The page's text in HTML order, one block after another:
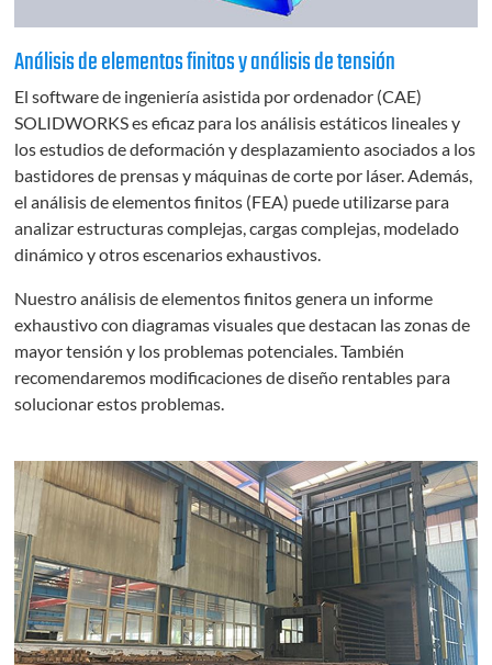
Análisis de elementos finitos y análisis de tensión
El software de ingeniería asistida por ordenador (CAE)
SOLIDWORKS es eficaz para los análisis estáticos lineales y
los estudios de deformación y desplazamiento asociados a los
bastidores de prensas y máquinas de corte por láser. Además,
el análisis de elementos finitos (FEA) puede utilizarse para
analizar estructuras complejas, cargas complejas, modelado
dinámico y otros escenarios exhaustivos.
Nuestro análisis de elementos finitos genera un informe
exhaustivo con diagramas visuales que destacan las zonas de
mayor tensión y los problemas potenciales. También
recomendaremos modificaciones de diseño rentables para
solucionar estos problemas.